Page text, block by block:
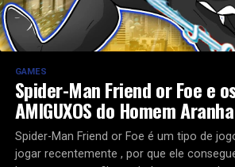
GAMES
Spider-Man Friend or Foe e
AMIGUXOS do Homem Aranha
Spider-Man Friend or Foe é um tipo de
jogar recentemente , por que ele